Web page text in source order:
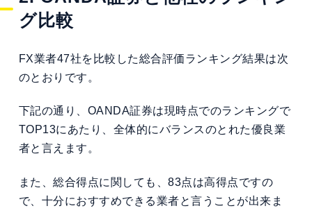
グ比較
FX業者47社を比較した総合評価ランキング結果は次
のとおりです。
下記の通り、OANDA証券は現時点でのランキングで
TOP13にあたり、全体的にバランスのとれた優良業
者と言えます。
また、総合得点に関しても、83点は高得点ですの
で、十分におすすめできる業者と言うことが出来ま